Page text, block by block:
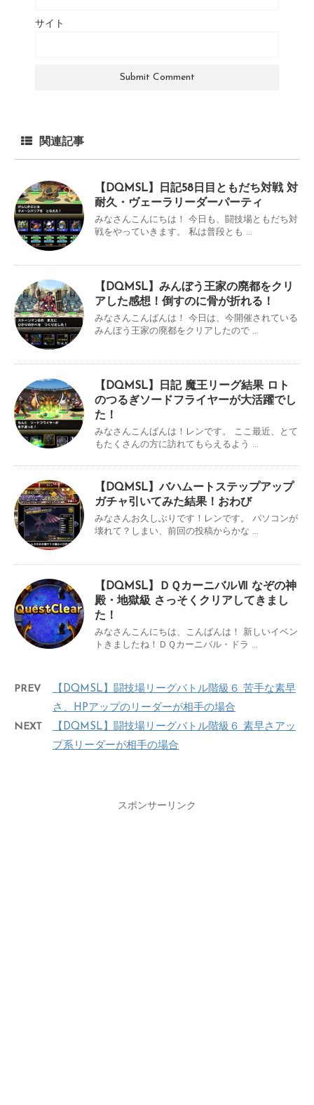
サイト
関連記事
【DQMSL】日記58日目ともだち対戦 対
耐久・ヴェーラリーダーパーティ
みなさんこんにちは！ 今日も、闘技場ともだち対
戦をやっていきます。 私は普段とも ...
【DQMSL】みんぼう王家の廃都をクリ
アした感想！倒すのに骨が折れる！
みなさんこんばんは！ 今日は、今開催されている
みんぼう王家の廃都をクリアしたので ...
【DQMSL】日記 魔王リーグ結果 ロト
のつるぎソードフライヤーが大活躍でし
た！
みなさんこんばんは！レンです。 ここ最近、とて
もたくさんの方に訪れてもらえるよう ...
【DQMSL】バハムートステップアップ
ガチャ引いてみた結果！おわび
みなさんお久しぶりです！レンです。 パソコンが
壊れて？しまい、前回の投稿からかな ...
【DQMSL】ＤＱカーニバルⅦ なぞの神
殿・地獄級 さっそくクリアしてきまし
た！
みなさんこんにちは、こんばんは！ 新しいイベン
トきましたね！ＤＱカーニバル・ドラ ...
PREV
【DQMSL】闘技場リーグバトル階級６ 苦手な素早
さ、HPアップのリーダーが相手の場合
NEXT
【DQMSL】闘技場リーグバトル階級６ 素早さアッ
プ系リーダーが相手の場合
スポンサーリンク